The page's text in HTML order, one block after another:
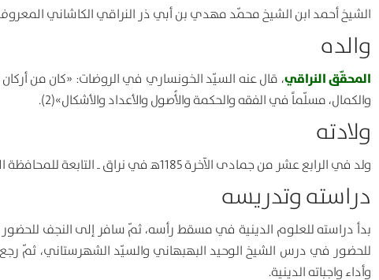
الشيخ أحمد ابن الشيخ محمّد مهدي بن أبي ذر النراقي الكاشاني المعروف
والده
المحقّق النراقي، قال عنه السيّد الخونساري في الروضات: «كان من أركان
والكمال، مسلّماً في الفقه والحكمة والأُصول والأعداد والأشكال»(2).
ولادته
ولد في الرابع عشر من جمادى الآخرة 1185ﻫ في نراق ـ التابعة للمحافظة المركزية ـ بإيران.
دراسته وتدريسه
بدأ دراسته للعلوم الدينية في مسقط رأسه، ثمّ سافر إلى النجف
للحضور في درس الشيخ الوحيد البهبهاني والسيّد الشهرستاني، ثمّ رجع
وأداء واجباته الدينية.